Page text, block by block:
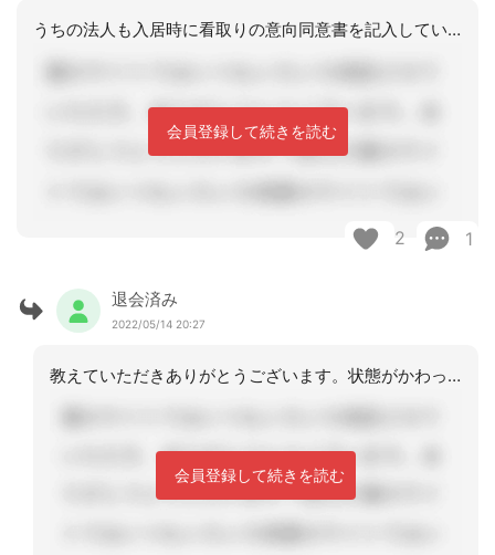
うちの法人も入居時に看取りの意向同意書を記入していただきます。しかし、実際に看取
会員登録して続きを読む
2 1
退会済み
2022/05/14 20:27
教えていただきありがとうございます。状態がかわっているので、再度ご家族に意向の変
会員登録して続きを読む